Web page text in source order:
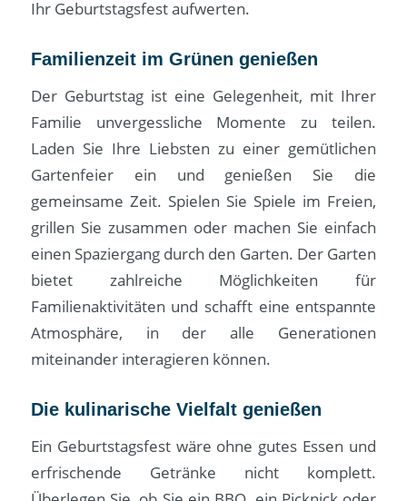
Ihr Geburtstagsfest aufwerten.
Familienzeit im Grünen genießen
Der Geburtstag ist eine Gelegenheit, mit Ihrer
Familie unvergessliche Momente zu teilen.
Laden Sie Ihre Liebsten zu einer gemütlichen
Gartenfeier ein und genießen Sie die
gemeinsame Zeit. Spielen Sie Spiele im Freien,
grillen Sie zusammen oder machen Sie einfach
einen Spaziergang durch den Garten. Der Garten
bietet zahlreiche Möglichkeiten für
Familienaktivitäten und schafft eine entspannte
Atmosphäre, in der alle Generationen
miteinander interagieren können.
Die kulinarische Vielfalt genießen
Ein Geburtstagsfest wäre ohne gutes Essen und
erfrischende Getränke nicht komplett.